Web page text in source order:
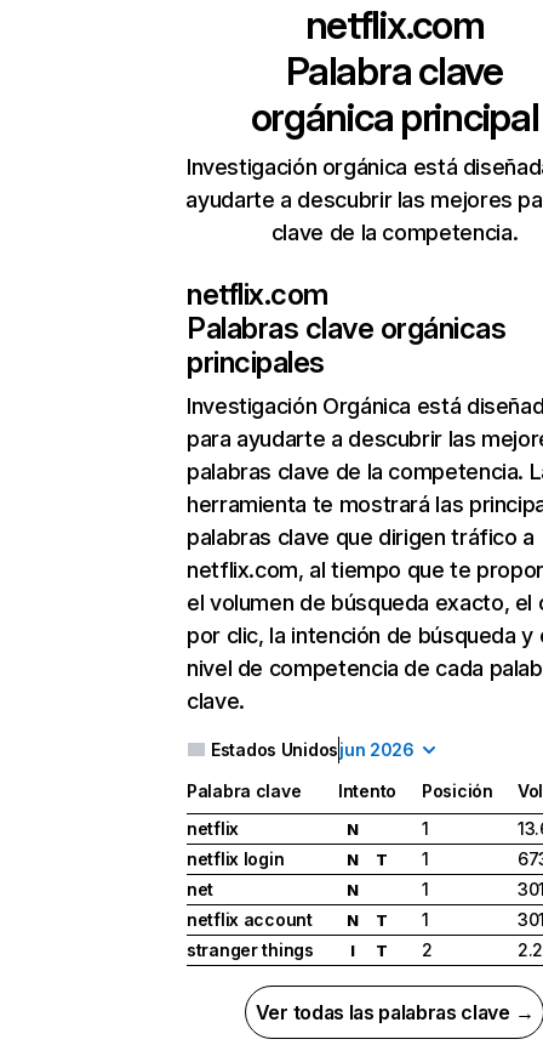
netflix.com
Palabra clave
orgánica principal
Investigación orgánica está
ayudarte a descubrir las mejores
clave de la competencia.
netflix.com
Palabras clave orgánicas
principales
Investigación Orgánica está
para ayudarte a descubrir las
palabras clave de la competencia.
herramienta te mostrará las
palabras clave que dirigen tráfico a
netflix.com, al tiempo que te
el volumen de búsqueda exacto, el
por clic, la intención de búsqueda y
nivel de competencia de cada
clave.
Estados Unidosjun 2026
Palabra clave Intento Posición
netflix
N 1
netflix login
N T 1
net
N 1
netflix account
N T 1
stranger things
I T 2
Ver todas las palabras clave →